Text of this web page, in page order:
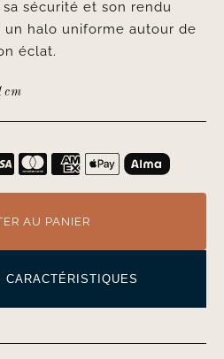
sécurité et son rendu
halo uniforme autour de
éclat.
AU PANIER